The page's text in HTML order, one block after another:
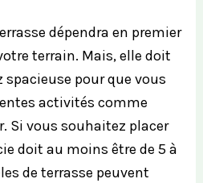
dépendra en premier
terrain. Mais, elle doit
pour que vous
activités comme
Si vous souhaitez placer
doit au moins être de 5 à
de terrasse peuvent